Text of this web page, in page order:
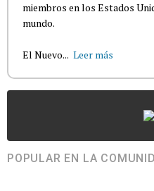
miembros en los Estados
mundo.
El Nuevo... Leer más
POPULAR EN LA